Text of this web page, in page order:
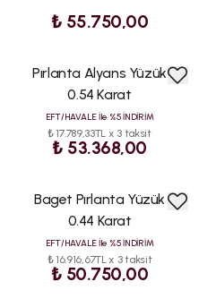
₺ 55.750,00
Pırlanta Alyans Yüzük
0.54 Karat
EFT/HAVALE İle %5 İNDİRİM
₺ 17.789,33TL x 3 taksit
₺ 53.368,00
Baget Pırlanta Yüzük
0.44 Karat
EFT/HAVALE İle %5 İNDİRİM
₺ 16.916,67TL x 3 taksit
₺ 50.750,00